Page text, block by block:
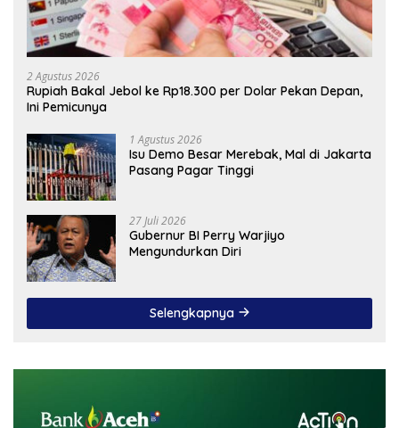
2 Agustus 2026
Rupiah Bakal Jebol ke Rp18.300 per Dolar Pekan Depan,
Ini Pemicunya
1 Agustus 2026
Isu Demo Besar Merebak, Mal di Jakarta
Pasang Pagar Tinggi
27 Juli 2026
Gubernur BI Perry Warjiyo
Mengundurkan Diri
Selengkapnya